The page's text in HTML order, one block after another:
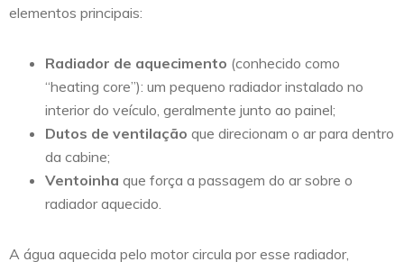
elementos principais:
Radiador de aquecimento (conhecido como
“heating core”): um pequeno radiador instalado no
interior do veículo, geralmente junto ao painel;
Dutos de ventilação que direcionam o ar para dentro
da cabine;
Ventoinha que força a passagem do ar sobre o
radiador aquecido.
A água aquecida pelo motor circula por esse radiador,